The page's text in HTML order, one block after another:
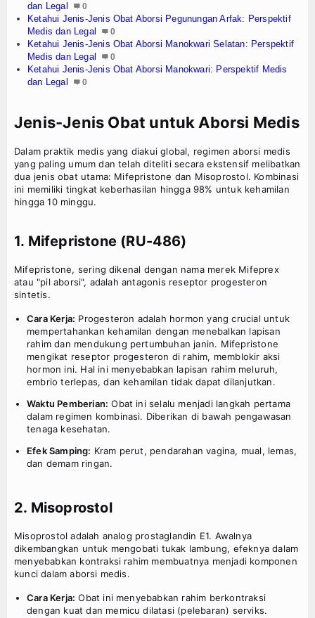
dan Legal
0
Ketahui Jenis-Jenis Obat Aborsi Pegunungan Arfak: Perspektif
Medis dan Legal
0
Ketahui Jenis-Jenis Obat Aborsi Manokwari Selatan: Perspektif
Medis dan Legal
0
Ketahui Jenis-Jenis Obat Aborsi Manokwari: Perspektif Medis
dan Legal
0
Jenis-Jenis Obat untuk Aborsi Medis
Dalam praktik medis yang diakui global, regimen aborsi medis
yang paling umum dan telah diteliti secara ekstensif melibatkan
dua jenis obat utama: Mifepristone dan Misoprostol. Kombinasi
ini memiliki tingkat keberhasilan hingga 98% untuk kehamilan
hingga 10 minggu.
1. Mifepristone (RU-486)
Mifepristone, sering dikenal dengan nama merek Mifeprex
atau "pil aborsi", adalah antagonis reseptor progesteron
sintetis.
Cara Kerja: Progesteron adalah hormon yang crucial untuk
mempertahankan kehamilan dengan menebalkan lapisan
rahim dan mendukung pertumbuhan janin. Mifepristone
mengikat reseptor progesteron di rahim, memblokir aksi
hormon ini. Hal ini menyebabkan lapisan rahim meluruh,
embrio terlepas, dan kehamilan tidak dapat dilanjutkan.
Waktu Pemberian: Obat ini selalu menjadi langkah pertama
dalam regimen kombinasi. Diberikan di bawah pengawasan
tenaga kesehatan.
Efek Samping: Kram perut, pendarahan vagina, mual, lemas,
dan demam ringan.
2. Misoprostol
Misoprostol adalah analog prostaglandin E1. Awalnya
dikembangkan untuk mengobati tukak lambung, efeknya dalam
menyebabkan kontraksi rahim membuatnya menjadi komponen
kunci dalam aborsi medis.
Cara Kerja: Obat ini menyebabkan rahim berkontraksi
dengan kuat dan memicu dilatasi (pelebaran) serviks.